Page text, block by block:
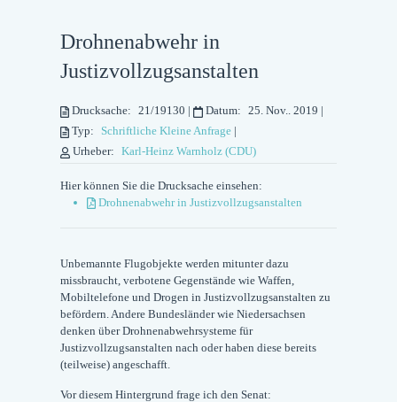
Drohnenabwehr in
Justizvollzugsanstalten
Drucksache: 21/19130 | Datum: 25. Nov.. 2019 |
Typ:
Schriftliche Kleine Anfrage |
Urheber:
Karl-Heinz Warnholz (CDU)
Hier können Sie die Drucksache einsehen:
Drohnenabwehr in Justizvollzugsanstalten
Unbemannte Flugobjekte werden mitunter dazu
missbraucht, verbotene Gegenstände wie Waffen,
Mobiltelefone und Drogen in Justizvollzugsanstalten zu
befördern. Andere Bundesländer wie Niedersachsen
denken über Drohnenabwehrsysteme für
Justizvollzugsanstalten nach oder haben diese bereits
(teilweise) angeschafft.
Vor diesem Hintergrund frage ich den Senat: